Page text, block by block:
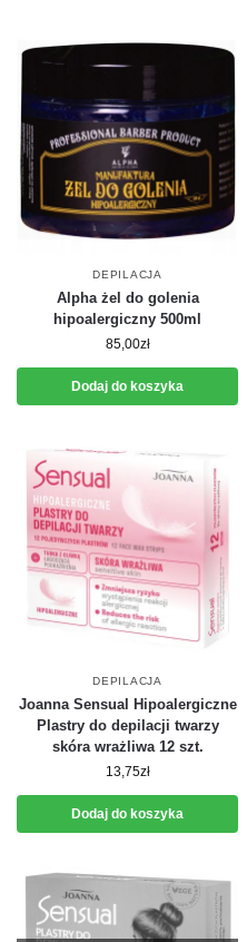
DEPILACJA
Alpha żel do golenia
hipoalergiczny 500ml
85,00zł
Dodaj do koszyka
DEPILACJA
Joanna Sensual Hipoalergiczne
Plastry do depilacji twarzy
skóra wrażliwa 12 szt.
13,75zł
Dodaj do koszyka